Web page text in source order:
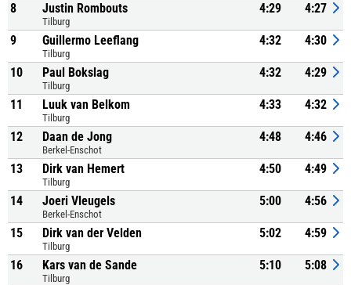
8 Justin Rombouts
Tilburg
4:29 4:27
9 Guillermo Leeflang
Tilburg
4:32 4:30
10 Paul Bokslag
Tilburg
4:32 4:29
11 Luuk van Belkom
Tilburg
4:33 4:32
12 Daan de Jong
Berkel-Enschot
4:48 4:46
13 Dirk van Hemert
Tilburg
4:50 4:49
14 Joeri Vleugels
Berkel-Enschot
5:00 4:56
15 Dirk van der Velden
Tilburg
5:02 4:59
16 Kars van de Sande
Tilburg
5:10 5:08